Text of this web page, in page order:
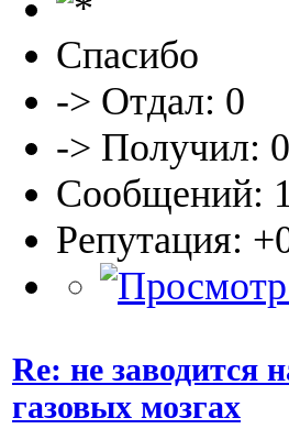
Спасибо
-> Отдал: 0
-> Получил: 0
Сообщений:
Репутация:
Re: не заводится
газовых мозгах